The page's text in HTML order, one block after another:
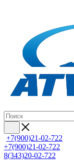
+7(900)21-02-722
+7(900)21-02-722
8(343)20-02-722